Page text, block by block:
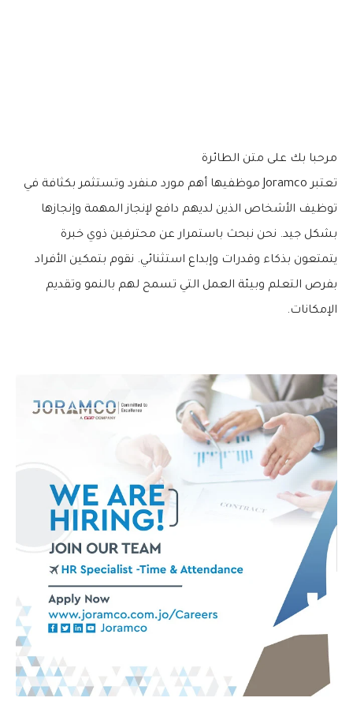
مرحبا بك على متن الطائرة
تعتبر Joramco موظفيها أهم مورد منفرد وتستثمر بكثافة في
توظيف الأشخاص الذين لديهم دافع لإنجاز المهمة وإنجازها
بشكل جيد. نحن نبحث باستمرار عن محترفين ذوي خبرة
يتمتعون بذكاء وقدرات وإبداع استثنائي. نقوم بتمكين الأفراد
بفرص التعلم وبيئة العمل التي تسمح لهم بالنمو وتقديم
الإمكانات.